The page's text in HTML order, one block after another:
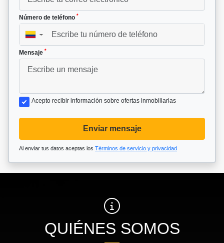
Número de teléfono *
▼
Mensaje *
Acepto recibir información sobre ofertas inmobiliarias
Enviar mensaje
Al enviar tus datos aceptas los Términos de servicio y privacidad
QUIÉNES SOMOS